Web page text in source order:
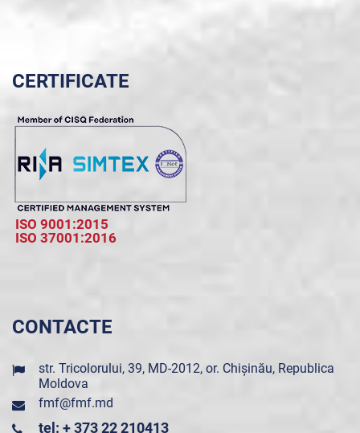
CERTIFICATE
ISO 9001:2015
ISO 37001:2016
CONTACTE
str. Tricolorului, 39, MD-2012, or. Chișinău, Republica
Moldova
fmf@fmf.md
tel: + 373 22 210413